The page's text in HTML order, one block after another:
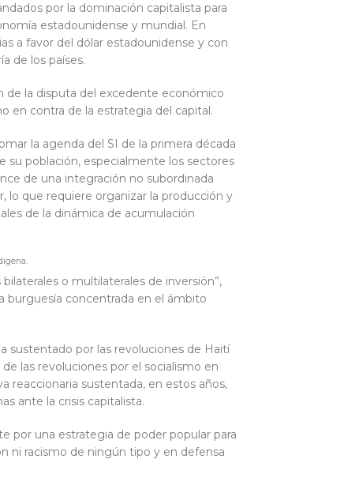
por la dominación capitalista para
estadounidense y mundial. En
a favor del dólar estadounidense y con
de los países.
de la disputa del excedente económico
en contra de la estrategia del capital.
la agenda del SI de la primera década
su población, especialmente los sectores
de una integración no subordinada
lo que requiere organizar la producción y
de la dinámica de acumulación
o multilaterales de inversión”,
burguesía concentrada en el ámbito
sustentado por las revoluciones de Haití
las revoluciones por el socialismo en
reaccionaria sustentada, en estos años,
ante la crisis capitalista.
por una estrategia de poder popular para
ni racismo de ningún tipo y en defensa